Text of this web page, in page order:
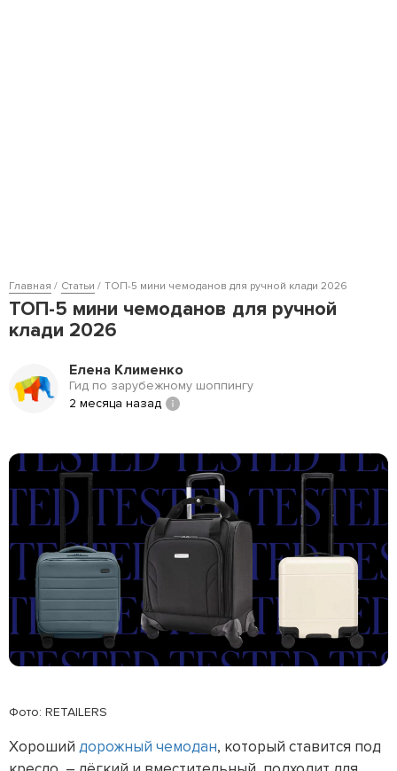
Главная Статьи ТОП-5 мини чемоданов для ручной клади 2026
ТОП-5 мини чемоданов для ручной
клади 2026
Елена Клименко
Гид по зарубежному шоппингу
2 месяца назад
Фото: RETAILERS
Хороший дорожный чемодан, который ставится под